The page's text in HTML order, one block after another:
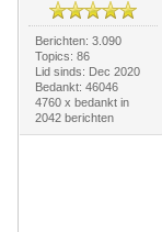
Berichten: 3.090
Topics: 86
Lid sinds: Dec 2020
Bedankt: 46046
4760 x bedankt in
2042 berichten